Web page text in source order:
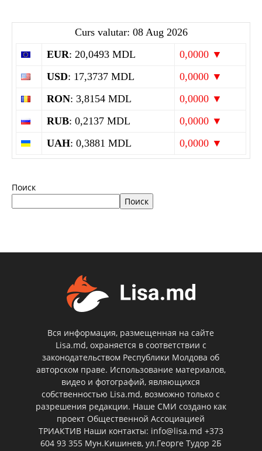
Curs valutar: 08 Aug 2026
EUR: 20,0493 MDL
0,0000 ▼
USD: 17,3737 MDL
0,0000 ▼
RON: 3,8154 MDL
0,0000 ▼
RUB: 0,2137 MDL
0,0000 ▼
UAH: 0,3881 MDL 0,0000 ▼
Поиск
Поиск
Вся информация, размещенная на сайте
Lisa.md, охраняется в соответствии с
законодательством Республики Молдова об
авторском праве. Использование материалов,
видео и фотографий, являющихся
собственностью Lisa.md, возможно только с
разрешения редакции. Наше СМИ создано как
проект Общественной Ассоциацией
ТРИАКТИВ Наши контакты: info@lisa.md +373
604 93 355 Мун.Кишинев, ул.Георге Тудор 2Б